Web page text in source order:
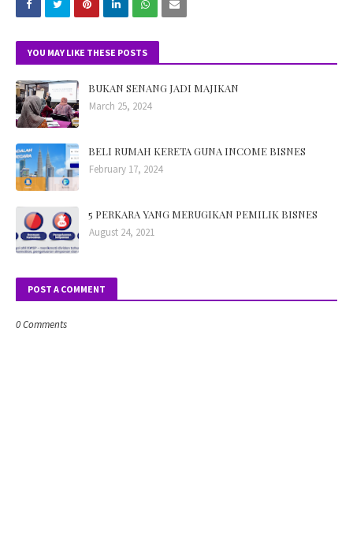
YOU MAY LIKE THESE POSTS
BUKAN SENANG JADI MAJIKAN
March 25, 2024
BELI RUMAH KERETA GUNA INCOME BISNES
February 17, 2024
5 PERKARA YANG MERUGIKAN PEMILIK BISNES
August 24, 2021
POST A COMMENT
0 Comments